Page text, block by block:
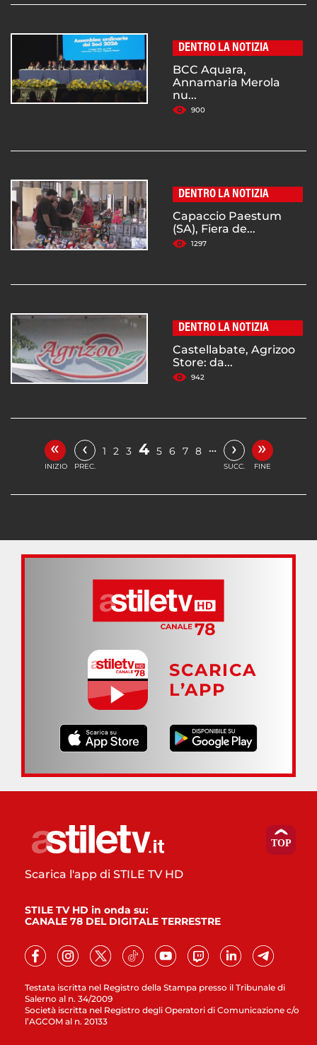
DENTRO LA NOTIZIA
BCC Aquara,
Annamaria Merola
nu...
900
DENTRO LA NOTIZIA
Capaccio Paestum
(SA), Fiera de...
1297
DENTRO LA NOTIZIA
Castellabate, Agrizoo
Store: da...
942
«
INIZIO
‹
PREC.
1 2 3 4 5 6 7 8 … ›
SUCC.
»
FINE
SCARICA
L’APP
Testata iscritta nel Registro della Stampa presso il Tribunale di
Salerno al n. 34/2009
Società iscritta nel Registro degli Operatori di Comunicazione c/o
l’AGCOM al n. 20133
Scarica l'app di STILE TV HD
STILE TV HD in onda su:
CANALE 78 DEL DIGITALE TERRESTRE